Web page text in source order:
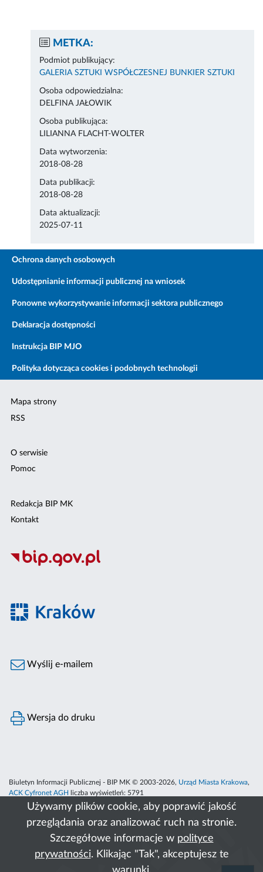
Używamy plików cookie, aby poprawić jakość
przeglądania oraz analizować ruch na stronie.
Szczegółowe informacje w polityce
prywatności. Klikając "Tak", akceptujesz te
METKA:
Podmiot publikujący:
GALERIA SZTUKI WSPÓŁCZESNEJ BUNKIER SZTUKI
Osoba odpowiedzialna:
DELFINA JAŁOWIK
Osoba publikująca:
LILIANNA FLACHT-WOLTER
Data wytworzenia:
2018-08-28
Data publikacji:
2018-08-28
Data aktualizacji:
2025-07-11
Ochrona danych osobowych
Udostępnianie informacji publicznej na wniosek
Ponowne wykorzystywanie informacji sektora publicznego
Deklaracja dostępności
Instrukcja BIP MJO
Polityka dotycząca cookies i podobnych technologii
Mapa strony
RSS
O serwisie
Pomoc
Redakcja BIP MK
Kontakt
Wyślij e-mailem
Wersja do druku
Biuletyn Informacji Publicznej - BIP MK © 2003-2026, Urząd Miasta Krakowa,
ACK Cyfronet AGH
liczba wyświetleń: 5791